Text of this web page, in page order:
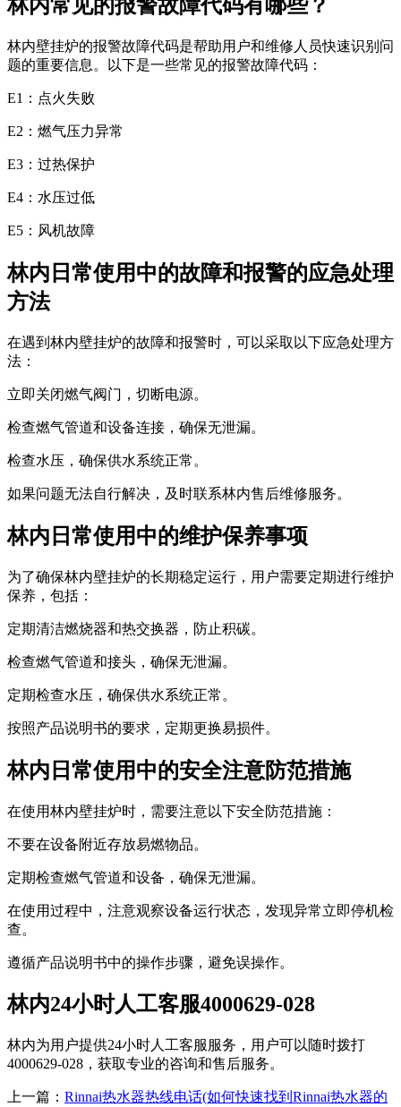
林内常见的报警故障代码有哪些？
林内壁挂炉的报警故障代码是帮助用户和维修人员快速识别问
题的重要信息。以下是一些常见的报警故障代码：
E1：点火失败
E2：燃气压力异常
E3：过热保护
E4：水压过低
E5：风机故障
林内日常使用中的故障和报警的应急处理
方法
在遇到林内壁挂炉的故障和报警时，可以采取以下应急处理方
法：
立即关闭燃气阀门，切断电源。
检查燃气管道和设备连接，确保无泄漏。
检查水压，确保供水系统正常。
如果问题无法自行解决，及时联系林内售后维修服务。
林内日常使用中的维护保养事项
为了确保林内壁挂炉的长期稳定运行，用户需要定期进行维护
保养，包括：
定期清洁燃烧器和热交换器，防止积碳。
检查燃气管道和接头，确保无泄漏。
定期检查水压，确保供水系统正常。
按照产品说明书的要求，定期更换易损件。
林内日常使用中的安全注意防范措施
在使用林内壁挂炉时，需要注意以下安全防范措施：
不要在设备附近存放易燃物品。
定期检查燃气管道和设备，确保无泄漏。
在使用过程中，注意观察设备运行状态，发现异常立即停机检
查。
遵循产品说明书中的操作步骤，避免误操作。
林内24小时人工客服4000629-028
林内为用户提供24小时人工客服服务，用户可以随时拨打
4000629-028，获取专业的咨询和售后服务。
上一篇： Rinnai热水器热线电话(如何快速找到Rinnai热水器的